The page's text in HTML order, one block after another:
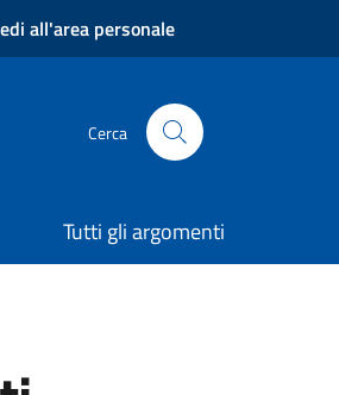
all'area personale
Cerca
Tutti gli argomenti